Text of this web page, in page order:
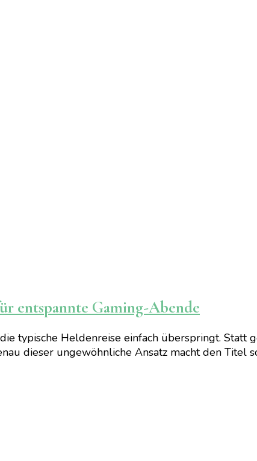
entspannte Gaming-Abende
typische Heldenreise einfach überspringt. Statt
dieser ungewöhnliche Ansatz macht den Titel